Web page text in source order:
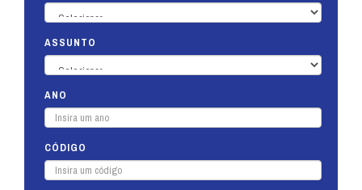
ASSUNTO
ANO
CÓDIGO